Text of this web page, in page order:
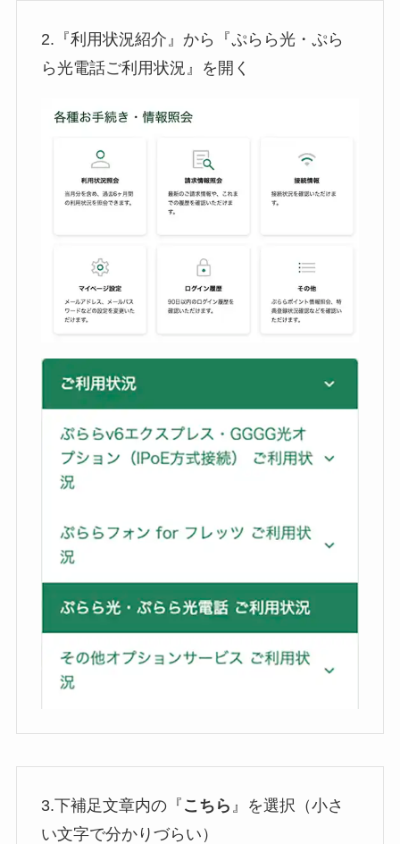
2.『利用状況紹介』から『ぷらら光・ぷら
ら光電話ご利用状況』を開く
3.下補足文章内の『 こちら 』を選択（小さ
い文字で分かりづらい）